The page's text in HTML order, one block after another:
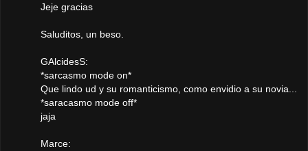
Jeje gracias
Saluditos, un beso.
GAlcidesS:
*sarcasmo mode on*
Que lindo ud y su romanticismo, como envidio a su novia...
*saracasmo mode off*
jaja
Marce: